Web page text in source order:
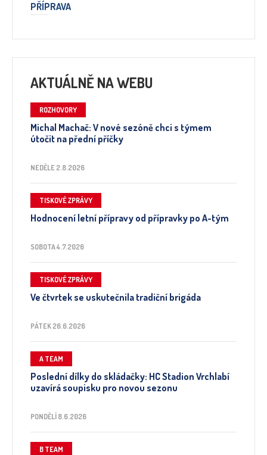
PŘÍPRAVA
AKTUÁLNĚ NA WEBU
ROZHOVORY
Michal Machač: V nové sezóně chci s týmem
útočit na přední příčky
NEDĚLE 2.8.2026
TISKOVÉ ZPRÁVY
Hodnocení letní přípravy od přípravky po A-tým
SOBOTA 4.7.2026
TISKOVÉ ZPRÁVY
Ve čtvrtek se uskutečnila tradiční brigáda
PÁTEK 26.6.2026
A TEAM
Poslední dílky do skládačky: HC Stadion Vrchlabí
uzavírá soupisku pro novou sezonu
PONDĚLÍ 8.6.2026
B TEAM